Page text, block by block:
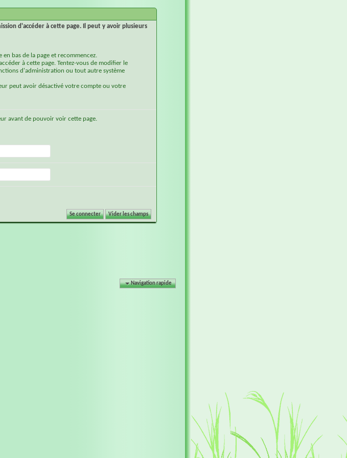
d'accéder à cette page. Il peut y avoir plusieurs
bas de la page et recommencez.
à cette page. Tentez-vous de modifier le
d'administration ou tout autre système
peut avoir désactivé votre compte ou votre
avant de pouvoir voir cette page.
Navigation rapide